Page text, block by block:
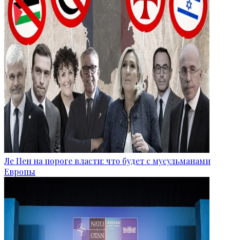
Ле Пен на пороге власти: что будет с мусульманами
Европы